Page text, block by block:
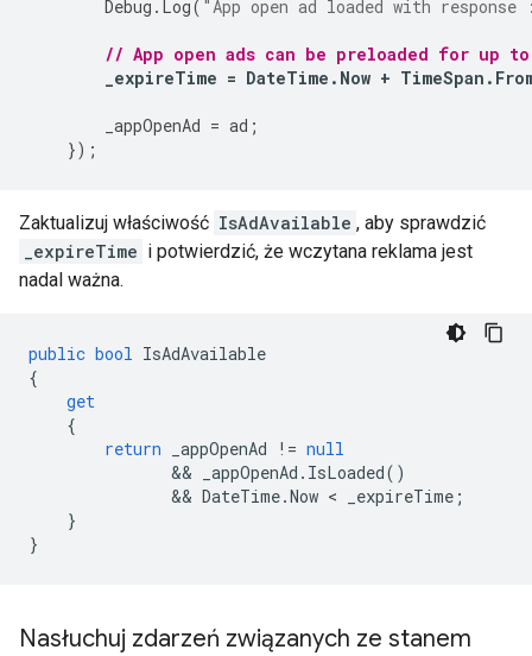
Debug . Log( "App open ad loaded with
// App open ads can be preloaded for up
_expireTime = DateTime . Now + TimeSpan .
_appOpenAd = ad ;
});
Zaktualizuj właściwość IsAdAvailable , aby sprawdzić
_expireTime i potwierdzić, że wczytana reklama jest
nadal ważna.
public bool IsAdAvailable
{
get
{
return
_appOpenAd != null
               &&
_appOpenAd . IsLoaded()
               &&
DateTime.Now < _expireTime ;
}
}
Nasłuchuj zdarzeń związanych ze stanem